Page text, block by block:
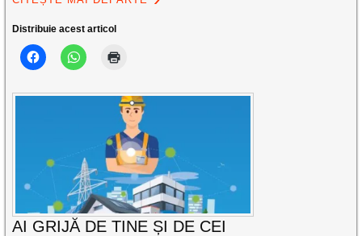
Distribuie acest articol
AI GRIJĂ DE TINE ȘI DE CEI